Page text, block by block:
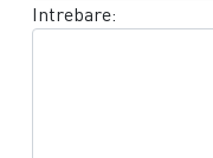
Intrebare: